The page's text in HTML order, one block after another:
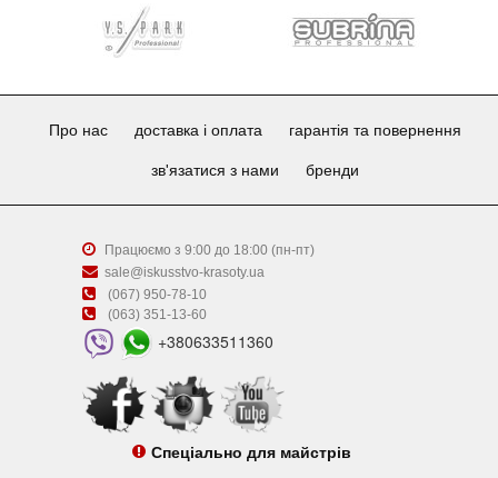
Про нас доставка і оплата гарантія та повернення
зв'язатися з нами бренди
Працюємо з 9:00 до 18:00 (пн-пт)
sale@iskusstvo-krasoty.ua
(067) 950-78-10
(063) 351-13-60
+380633511360
Спеціально для майстрів